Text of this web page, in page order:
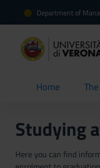
Department of
Home
current
Studying
Here you can find